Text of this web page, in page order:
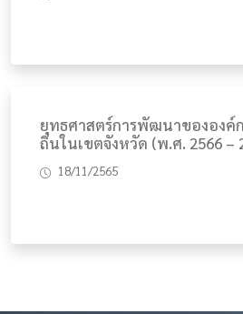
ยุทธศาสตร์การพัฒนาขององค์
ถิ่นในเขตจังหวัด (พ.ศ. 2566 –
18/11/2565